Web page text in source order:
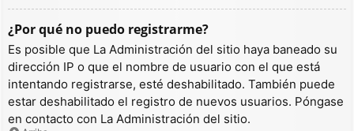
¿Por qué no puedo registrarme?
Es posible que La Administración del sitio haya baneado su
dirección IP o que el nombre de usuario con el que está
intentando registrarse, esté deshabilitado. También puede
estar deshabilitado el registro de nuevos usuarios. Póngase
en contacto con La Administración del sitio.